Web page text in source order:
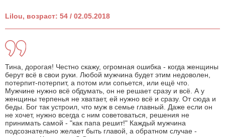
Lilou, возраст: 54 / 02.05.2018
Тина, дорогая! Честно скажу, огромная ошибка - когда женщины
берут всё в свои руки. Любой мужчина будет этим недоволен,
потерпит-потерпит, а потом или сопьется, или ещё что.
Мужчине нужно всё обдумать, он не решает сразу и всё. А у
женщины терпенья не хватает, ей нужно всё и сразу. От сюда и
беды. Бог так устроил, что муж в семье главный. Даже если он
не хочет, нужно всегда с ним советоваться, решения не
принимать самой - "как папа решит!" Каждый мужчина
подсознательно желает быть главой, а обратном случае -